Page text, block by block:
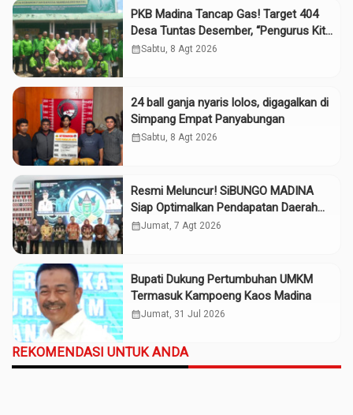
PKB Madina Tancap Gas! Target 404
Desa Tuntas Desember, “Pengurus Kita
Adalah Tokoh”
calendar_monthSabtu, 8 Agt 2026
24 ball ganja nyaris lolos, digagalkan di
Simpang Empat Panyabungan
calendar_monthSabtu, 8 Agt 2026
Resmi Meluncur! SiBUNGO MADINA
Siap Optimalkan Pendapatan Daerah
Madina
calendar_monthJumat, 7 Agt 2026
Bupati Dukung Pertumbuhan UMKM
Termasuk Kampoeng Kaos Madina
calendar_monthJumat, 31 Jul 2026
REKOMENDASI UNTUK ANDA